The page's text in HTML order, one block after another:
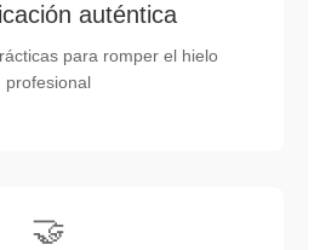
auténtica
para romper el hielo
profesional
🤝